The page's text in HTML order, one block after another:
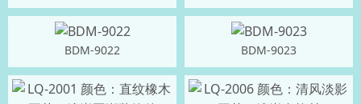
BDM-9022 BDM-9023